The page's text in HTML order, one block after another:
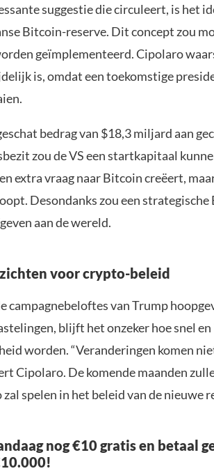
suggestie die circuleert, is het
Bitcoin-reserve. Dit concept zou
geïmplementeerd. Cipolaro
is, omdat een toekomstige
bedrag van $18,3 miljard aan
zou de VS een startkapitaal
extra vraag naar Bitcoin creëert,
Desondanks zou een
aan de wereld.
voor crypto-beleid
campagnebeloftes van Trump
blijft het onzeker hoe snel
worden. “Veranderingen komen
Cipolaro. De komende maanden
spelen in het beleid van de nieuwe
nog €10 gratis en betaal